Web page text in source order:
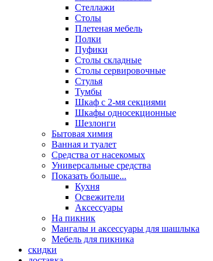
Стеллажи
Столы
Плетеная мебель
Полки
Пуфики
Столы складные
Столы сервировочные
Стулья
Тумбы
Шкаф с 2-мя секциями
Шкафы односекционные
Шезлонги
Бытовая химия
Ванная и туалет
Средства от насекомых
Универсальные средства
Показать больше...
Кухня
Освежители
Аксессуары
На пикник
Мангалы и аксессуары для шашлыка
Мебель для пикника
скидки